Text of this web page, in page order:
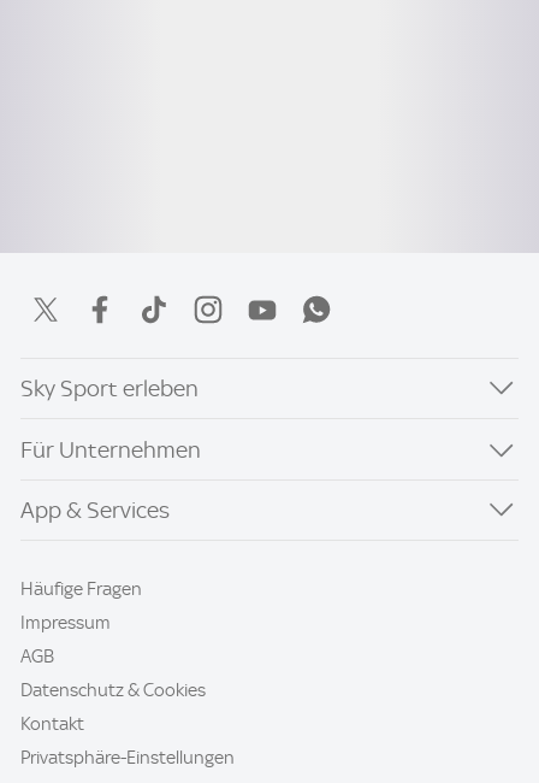
Sky Sport erleben
Für Unternehmen
App & Services
Häufige Fragen
Impressum
AGB
Datenschutz & Cookies
Kontakt
Privatsphäre-Einstellungen